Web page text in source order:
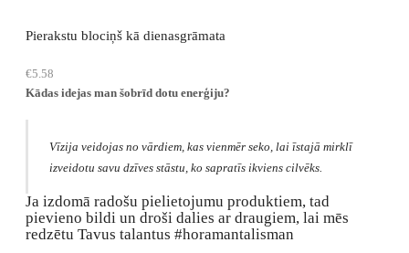
Pierakstu blociņš kā dienasgrāmata
€5.58
Kādas idejas man šobrīd dotu enerģiju?
Vīzija veidojas no vārdiem, kas vienmēr seko, lai īstajā mirklī
izveidotu savu dzīves stāstu, ko sapratīs ikviens cilvēks.
Ja izdomā radošu pielietojumu produktiem, tad
pievieno bildi un droši dalies ar draugiem, lai mēs
redzētu Tavus talantus #horamantalisman